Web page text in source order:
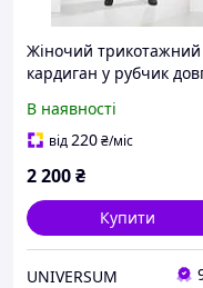
Жіночий трикотажний
кардиган у рубчик
В наявності
від220₴/міс
2 200₴
Купити
UNIVERSUM